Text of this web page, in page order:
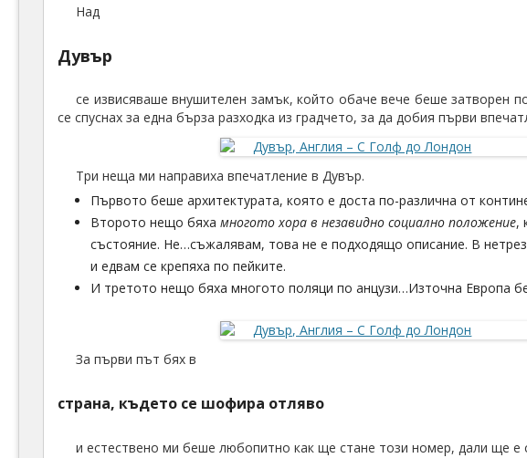
Над
Дувър
се извисяваше внушителен замък, който обаче вече беше затворен
се спуснах за една бърза разходка из градчето, за да добия първи
Три неща ми направиха впечатление в Дувър.
Първото беше архитектурата, която е доста по-различна от
Второто нещо бяха многото хора в незавидно социално положение,
състояние. Не…съжалявам, това не е подходящо описание. В
и едвам се крепяха по пейките.
И третото нещо бяха многото поляци по анцузи…Източна Европа
За първи път бях в
страна, където се шофира отляво
и естествено ми беше любопитно как ще стане този номер, дали ще